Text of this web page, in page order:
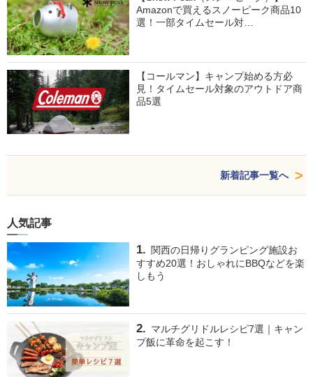
Amazonで買えるスノーピーク商品10
選！一部タイムセール対…
【コールマン】キャンプ始める方必
見！タイムセール対象のアウトドア商
品5選
新着記事一覧へ
人気記事
関西の日帰りグランピング施設お
すすめ20選！おしゃれにBBQなどを楽
しもう
マルチグリドルレシピ7選｜キャン
プ飯に革命を起こす！